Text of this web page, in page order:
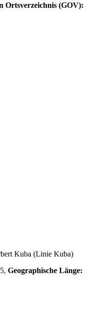
Ortsverzeichnis (GOV):
Kuba (Linie Kuba)
Geographische Länge: